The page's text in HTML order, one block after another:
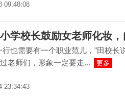
09:48:08
学校长鼓励女老师化妆
行也需要有一个职业范儿，”田校长
老师们，形象一定要走...
更多
23:34:43